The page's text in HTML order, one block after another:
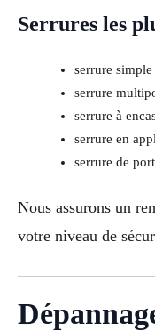
Serrures les
serrure simple
serrure
serrure à
serrure en
serrure de
Nous assurons un
votre niveau de